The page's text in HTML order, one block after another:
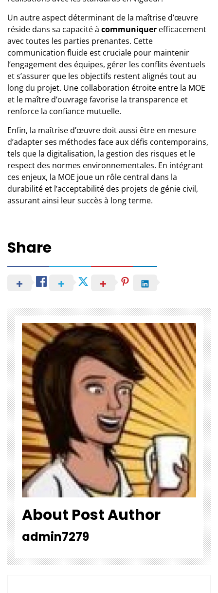
Un autre aspect déterminant de la maîtrise d’œuvre
réside dans sa capacité à communiquer efficacement
avec toutes les parties prenantes. Cette
communication fluide est cruciale pour maintenir
l’engagement des équipes, gérer les conflits éventuels
et s’assurer que les objectifs restent alignés tout au
long du projet. Une collaboration étroite entre la MOE
et le maître d’ouvrage favorise la transparence et
renforce la confiance mutuelle.
Enfin, la maîtrise d’œuvre doit aussi être en mesure
d’adapter ses méthodes face aux défis contemporains,
tels que la digitalisation, la gestion des risques et le
respect des normes environnementales. En intégrant
ces enjeux, la MOE joue un rôle central dans la
durabilité et l’acceptabilité des projets de génie civil,
assurant ainsi leur succès à long terme.
Share
About Post Author
admin7279